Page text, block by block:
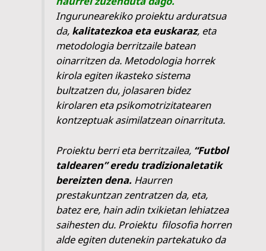
Ingurunearekiko proiektu arduratsua
da, kalitatezkoa eta euskaraz, eta
metodologia berritzaile batean
oinarritzen da. Metodologia horrek
kirola egiten ikasteko sistema
bultzatzen du, jolasaren bidez
kirolaren eta psikomotrizitatearen
kontzeptuak asimilatzean oinarrituta.
Proiektu berri eta berritzailea, “Futbol
taldearen” eredu tradizionaletatik
bereizten dena. Haurren
prestakuntzan zentratzen da, eta,
batez ere, hain adin txikietan lehiatzea
saihesten du. Proiektu filosofia horren
alde egiten dutenekin partekatuko da